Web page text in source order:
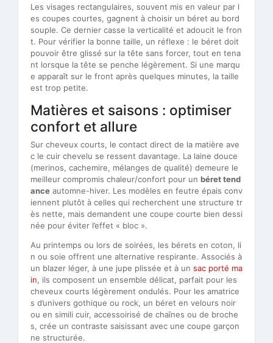
Les visages rectangulaires, souvent mis en valeur par l
es coupes courtes, gagnent à choisir un béret au bord
souple. Ce dernier casse la verticalité et adoucit le fron
t. Pour vérifier la bonne taille, un réflexe : le béret doit
pouvoir être glissé sur la tête sans forcer, tout en tena
nt lorsque la tête se penche légèrement. Si une marqu
e apparaît sur le front après quelques minutes, la taille
est trop petite.
Matières et saisons : optimiser
confort et allure
Sur cheveux courts, le contact direct de la matière ave
c le cuir chevelu se ressent davantage. La laine douce
(merinos, cachemire, mélanges de qualité) demeure le
meilleur compromis chaleur/confort pour un béret tend
ance automne-hiver. Les modèles en feutre épais conv
iennent plutôt à celles qui recherchent une structure tr
ès nette, mais demandent une coupe courte bien dessi
née pour éviter l’effet « bloc ».
Au printemps ou lors de soirées, les bérets en coton, li
n ou soie offrent une alternative respirante. Associés à
un blazer léger, à une jupe plissée et à un sac porté ma
in, ils composent un ensemble délicat, parfait pour les
cheveux courts légèrement ondulés. Pour les amatrice
s d’univers gothique ou rock, un béret en velours noir
ou en simili cuir, accessoirisé de chaînes ou de broche
s, crée un contraste saisissant avec une coupe garçon
ne structurée.